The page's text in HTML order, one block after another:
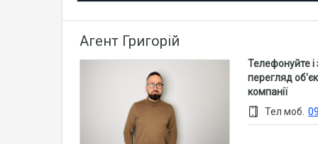
Агент Григорій
Телефонуйте
перегляд
компанії
Тел моб.